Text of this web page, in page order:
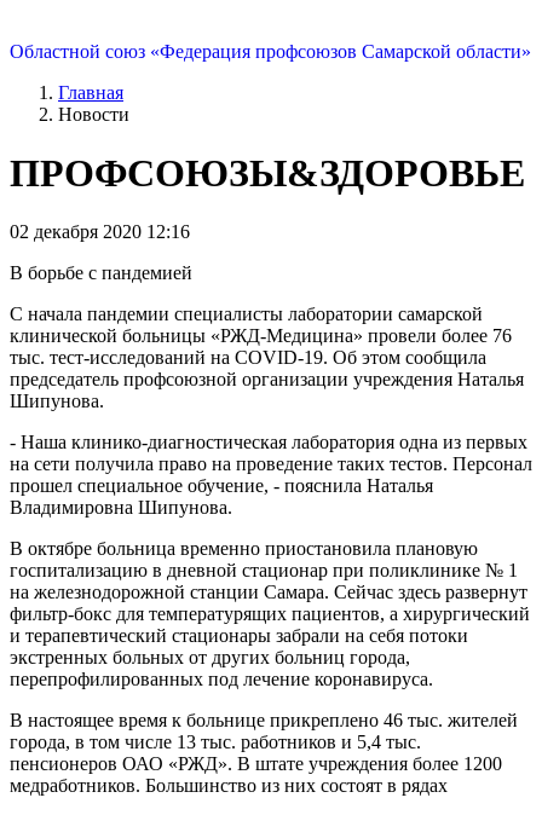
Областной союз «Федерация профсоюзов Самарской области»
Главная
Новости
ПРОФСОЮЗЫ&ЗДОРОВЬЕ
02 декабря 2020 12:16
В борьбе с пандемией
С начала пандемии специалисты лаборатории самарской
клинической больницы «РЖД-Медицина» провели более 76
тыс. тест-исследований на COVID-19. Об этом сообщила
председатель профсоюзной организации учре­ждения Наталья
Шипунова.
- Наша клинико-диагностическая лаборатория одна из первых
на сети получила право на проведение таких тестов. Персонал
прошел специальное обучение, - пояснила Наталья
Владимировна Шипунова.
В октябре больница временно приостановила плановую
госпитализацию в дневной стационар при поликлинике № 1
на железнодорожной станции Самара. Сейчас здесь развернут
фильтр-бокс для температурящих пациентов, а хирургический
и терапевтический стационары забрали на себя потоки
экстренных больных от других больниц города,
перепрофилированных под лечение коронавируса.
В настоящее время к больнице прикреплено 46 тыс. жителей
города, в том числе 13 тыс. работников и 5,4 тыс.
пенсионеров ОАО «РЖД». В штате учреждения более 1200
медработников. Большинство из них состоят в рядах